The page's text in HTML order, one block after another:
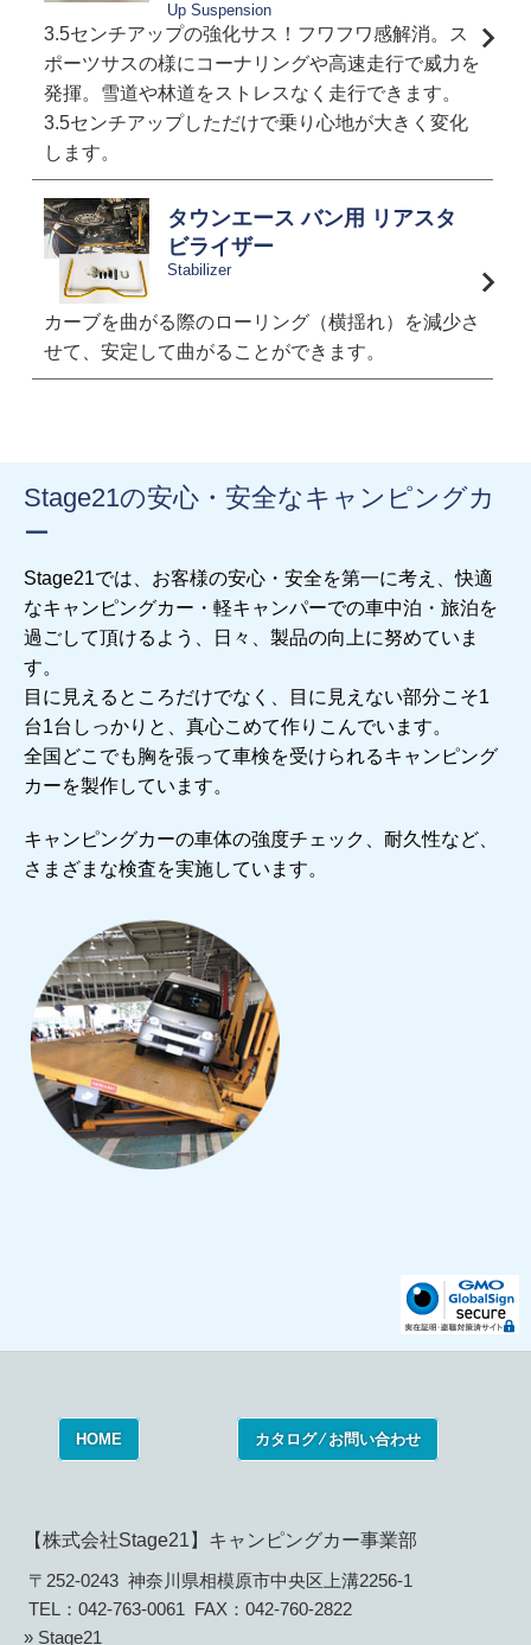
Up Suspension
3.5センチアップの強化サス！フワフワ感解消。ス
ポーツサスの様にコーナリングや高速走行で威力を
発揮。雪道や林道をストレスなく走行できます。
3.5センチアップしただけで乗り心地が大きく変化
します。
タウンエース バン用 リアスタ
ビライザー
Stabilizer
カーブを曲がる際のローリング（横揺れ）を減少さ
せて、安定して曲がることができます。
Stage21の安心・安全なキャンピングカ
ー
Stage21では、お客様の安心・安全を第一に考え、快適
なキャンピングカー・軽キャンパーでの車中泊・旅泊を
過ごして頂けるよう、日々、製品の向上に努めていま
す。
目に見えるところだけでなく、目に見えない部分こそ1
台1台しっかりと、真心こめて作りこんでいます。
全国どこでも胸を張って車検を受けられるキャンピング
カーを製作しています。
キャンピングカーの車体の強度チェック、耐久性など、
さまざまな検査を実施しています。
HOME カタログ ⁄ お問い合わせ
【株式会社Stage21】キャンピングカー事業部
〒252-0243 神奈川県相模原市中央区上溝2256-1
TEL：042-763-0061 FAX：042-760-2822
» Stage21